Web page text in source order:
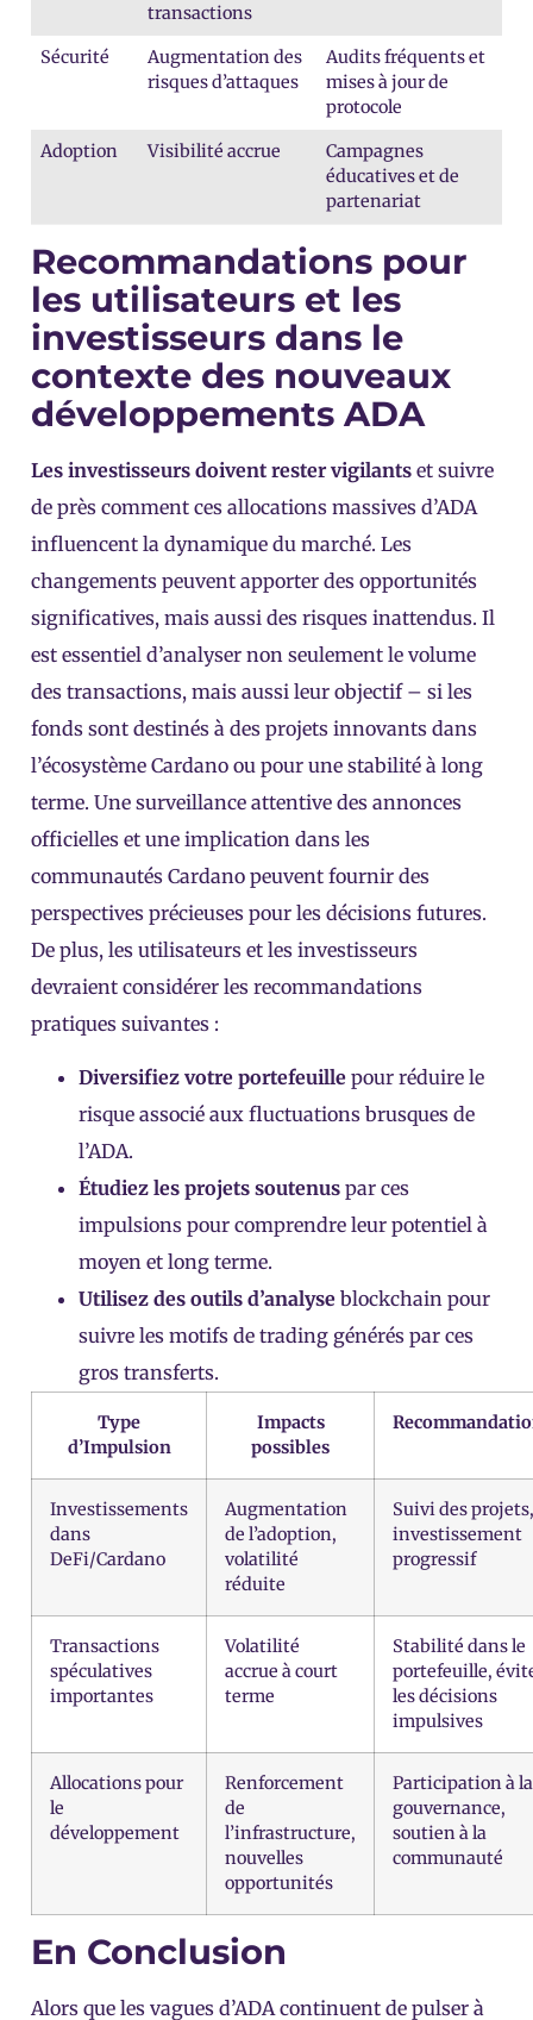
transactions
Sécurité
Augmentation des
risques d’attaques
Audits fréquents et
mises à jour de
protocole
Adoption Visibilité accrue
Campagnes
éducatives et de
partenariat
Recommandations pour
les utilisateurs et les
investisseurs dans le
contexte des nouveaux
développements ADA
Les investisseurs doivent rester vigilants et suivre
de près comment ces allocations massives d’ADA
influencent la dynamique du marché. Les
changements peuvent apporter des opportunités
significatives, mais aussi des risques inattendus. Il
est essentiel d’analyser non seulement le volume
des transactions, mais aussi leur objectif – si les
fonds sont destinés à des projets innovants dans
l’écosystème Cardano ou pour une stabilité à long
terme. Une surveillance attentive des annonces
officielles et une implication dans les
communautés Cardano peuvent fournir des
perspectives précieuses pour les décisions futures.
De plus, les utilisateurs et les investisseurs
devraient considérer les recommandations
pratiques suivantes :
Diversifiez votre portefeuille pour réduire le
risque associé aux fluctuations brusques de
l’ADA.
Étudiez les projets soutenus par ces
impulsions pour comprendre leur potentiel à
moyen et long terme.
Utilisez des outils d’analyse blockchain pour
suivre les motifs de trading générés par ces
gros transferts.
Type
d’Impulsion
Impacts
possibles
Investissements
dans
DeFi/Cardano
Augmentation
de l’adoption,
volatilité
réduite
Suivi des projets,
investissement
progressif
Transactions
spéculatives
importantes
Volatilité
accrue à court
terme
Stabilité dans le
portefeuille,
les décisions
impulsives
Allocations pour
le
développement
Renforcement
de
l’infrastructure,
nouvelles
opportunités
Participation à la
gouvernance,
soutien à la
communauté
En Conclusion
Alors que les vagues d’ADA continuent de pulser à